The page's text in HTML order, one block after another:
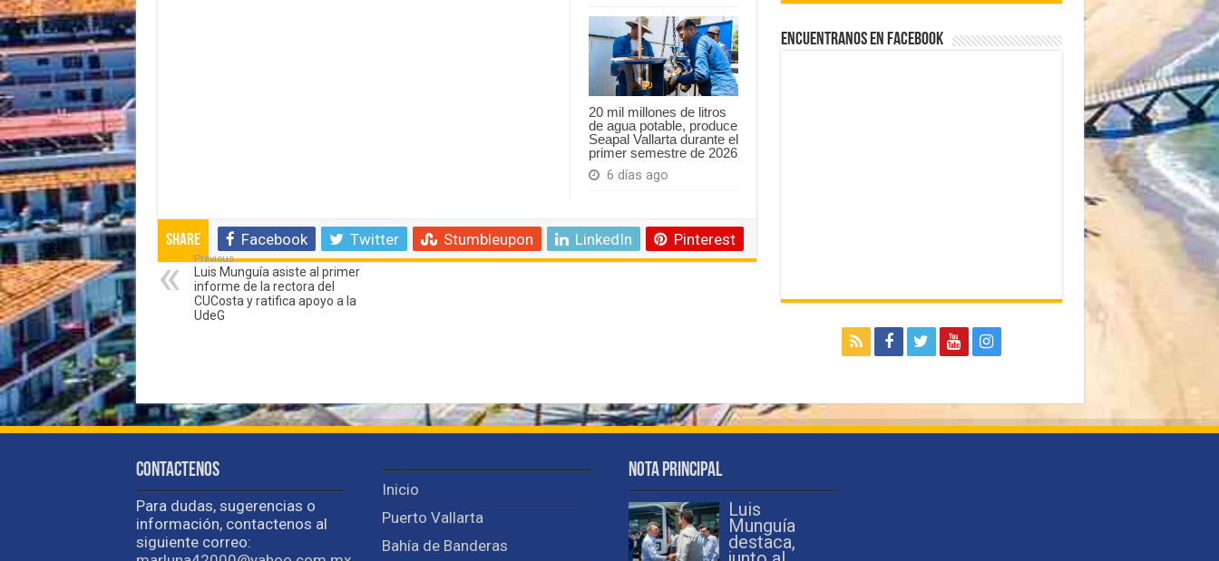
20 mil millones de litros
de agua potable, produce
Seapal Vallarta durante el
primer semestre de 2026
6 días ago
Share Facebook Twitter Stumbleupon LinkedIn Pinterest
Previous
Luis Munguía asiste al primer
informe de la rectora del
CUCosta y ratifica apoyo a la
UdeG
Encuentranos en Facebook
Contactenos
Para dudas, sugerencias o
información, contactenos al
siguiente correo:
Inicio
Puerto Vallarta
Bahía de Banderas
Nota Principal
Luis
Munguía
destaca,